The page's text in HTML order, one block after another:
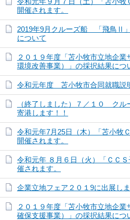
開催されます。
2019年9月クルーズ船 「飛鳥Ⅱ
について
２０１９年度「苫小牧市立地企
環境改善事業）」の採択結果につ
令和元年度 苫小牧市合同就職説
（終了しました）７／１０ クル
寄港します！！
令和元年7月25日（木）「苫小牧
開催されます。
令和元年 ８月６日（火）「ＣＣ
催されます。
企業立地フェア２０１9に出展し
２０１９年度「苫小牧市立地企
確保支援事業）」の採択結果につ